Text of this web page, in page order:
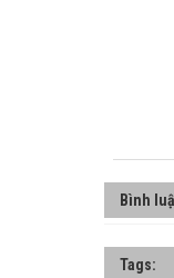
Bình
Tags: